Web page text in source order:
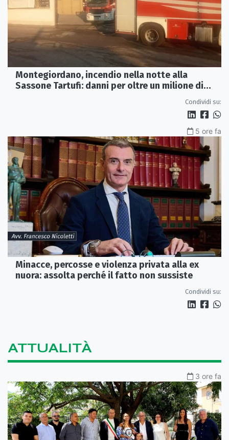
Montegiordano, incendio nella notte alla
Sassone Tartufi: danni per oltre un milione di
Condividi su:
5 ore fa
Minacce, percosse e violenza privata alla ex
nuora: assolta perché il fatto non sussiste
Condividi su:
ATTUALITÀ
3 ore fa